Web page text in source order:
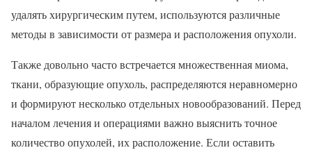
удалять хирургическим путем, используются различные
методы в зависимости от размера и расположения опухоли.
Также довольно часто встречается множественная миома,
ткани, образующие опухоль, распределяются неравномерно
и формируют несколько отдельных новообразований. Перед
началом лечения и операциями важно выяснить точное
количество опухолей, их расположение. Если оставить